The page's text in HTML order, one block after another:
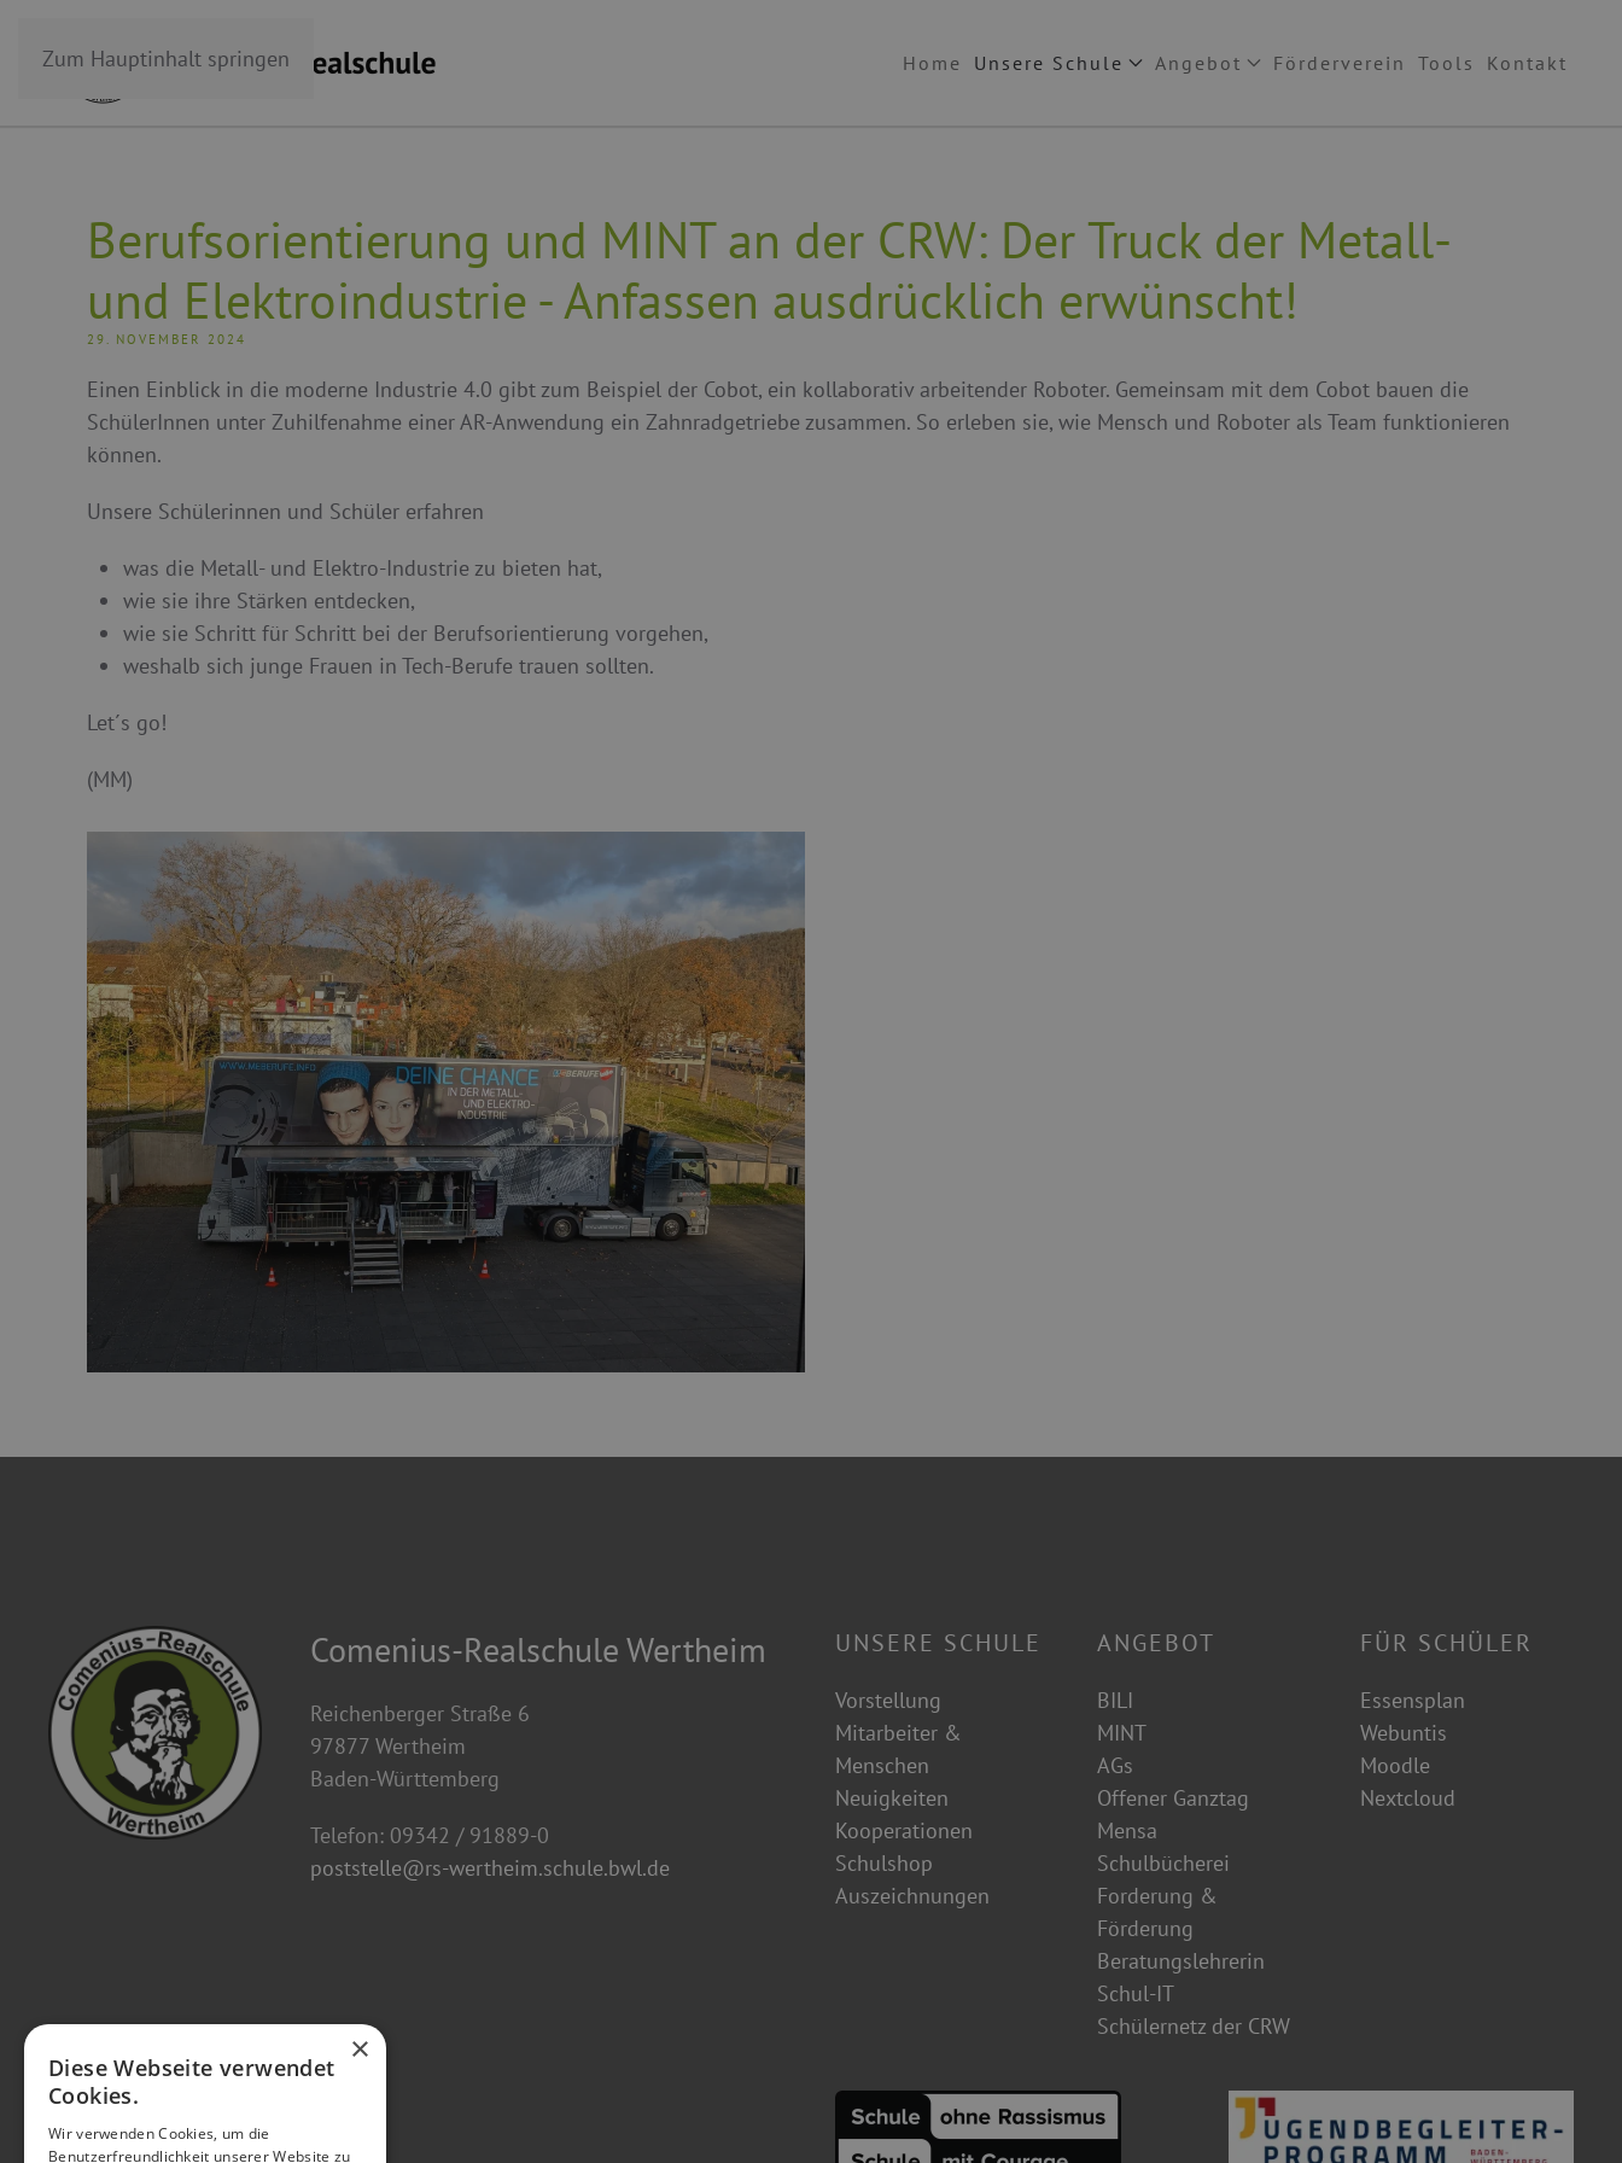
Zum Hauptinhalt springen Home Unsere Schule Angebot Förderverein Tools Kontakt
Berufsorientierung und MINT an der CRW: Der Truck der Metall-
und Elektroindustrie - Anfassen ausdrücklich erwünscht!
29. NOVEMBER 2024
Einen Einblick in die moderne Industrie 4.0 gibt zum Beispiel der Cobot, ein kollaborativ arbeitender Roboter. Gemeinsam mit dem Cobot bauen die
SchülerInnen unter Zuhilfenahme einer AR-Anwendung ein Zahnradgetriebe zusammen. So erleben sie, wie Mensch und Roboter als Team funktionieren
können.
Unsere Schülerinnen und Schüler erfahren
was die Metall- und Elektro-Industrie zu bieten hat,
wie sie ihre Stärken entdecken,
wie sie Schritt für Schritt bei der Berufsorientierung vorgehen,
weshalb sich junge Frauen in Tech-Berufe trauen sollten.
Let´s go!
(MM)
Comenius-Realschule Wertheim
Reichenberger Straße 6
97877 Wertheim
Baden-Württemberg
Telefon: 09342 / 91889-0
poststelle@rs-wertheim.schule.bwl.de
UNSERE SCHULE
Vorstellung
Mitarbeiter &
Menschen
Neuigkeiten
Kooperationen
Schulshop
Auszeichnungen
ANGEBOT
BILI
MINT
AGs
Offener Ganztag
Mensa
Schulbücherei
Forderung &
Förderung
Beratungslehrerin
Schul-IT
Schülernetz der CRW
FÜR SCHÜLER
Essensplan
Webuntis
Moodle
Nextcloud
×
Diese Webseite verwendet
Cookies.
Wir verwenden Cookies, um die
Benutzerfreundlichkeit unserer Website zu